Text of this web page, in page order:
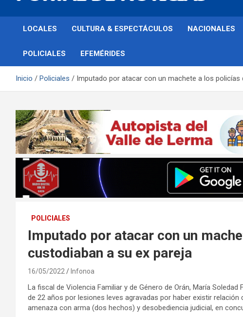
Infonoa Salta
LOCALES CULTURA & ESPECTÁCULOS NACIONALES
POLICIALES EFEMÉRIDES
Inicio Policiales Imputado por atacar con un machete a los policías
POLICIALES
Imputado por atacar con un
custodiaban a su ex pareja
16/05/2022 Infonoa
La fiscal de Violencia Familiar y de Género de Orán, María
de 22 años por lesiones leves agravadas por haber existir relación
amenaza con arma (dos hechos) y desobediencia judicial, en